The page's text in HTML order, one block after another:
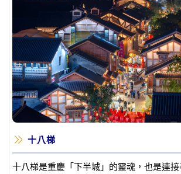
十八梯
十八梯是重慶「下半城」的靈魂，也是連